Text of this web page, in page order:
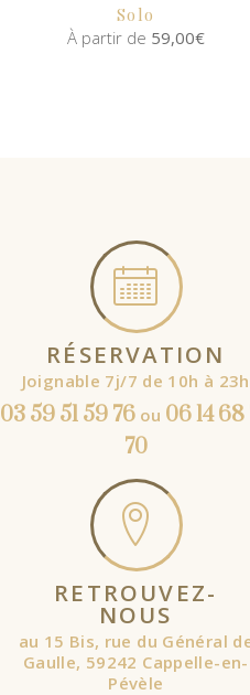
Solo
À partir de 59,00€
RÉSERVATION
Joignable 7j/7 de 10h à 23h
03 59 51 59 76ou 06 14 68
70
RETROUVEZ-
NOUS
au 15 Bis, rue du Général
Gaulle, 59242 Cappelle-en-
Pévèle